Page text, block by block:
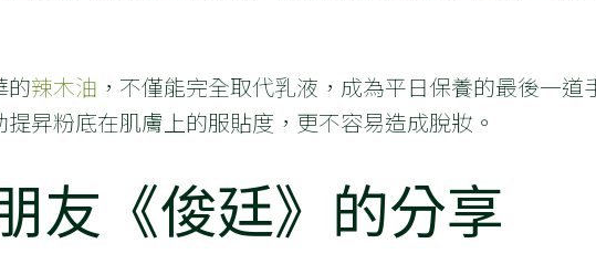
的辣木油 ，不僅能完全取代乳液，成為平日保養的最後一道
昇粉底在肌膚上的服貼度，更不容易造成脫妝。
友《俊廷》的分享